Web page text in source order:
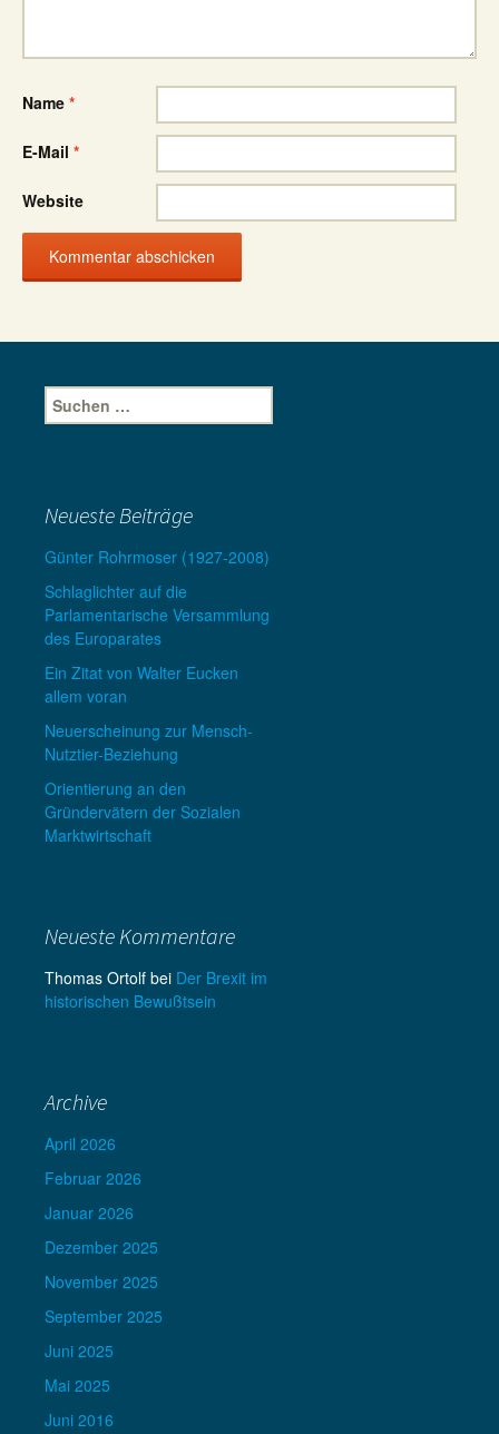
Name *
E-Mail *
Website
Suche
nach:
Neueste Beiträge
Günter Rohrmoser (1927-2008)
Schlaglichter auf die
Parlamentarische Versammlung
des Europarates
Ein Zitat von Walter Eucken
allem voran
Neuerscheinung zur Mensch-
Nutztier-Beziehung
Orientierung an den
Gründervätern der Sozialen
Marktwirtschaft
Neueste Kommentare
Thomas Ortolf bei Der Brexit im
historischen Bewußtsein
Archive
April 2026
Februar 2026
Januar 2026
Dezember 2025
November 2025
September 2025
Juni 2025
Mai 2025
Juni 2016